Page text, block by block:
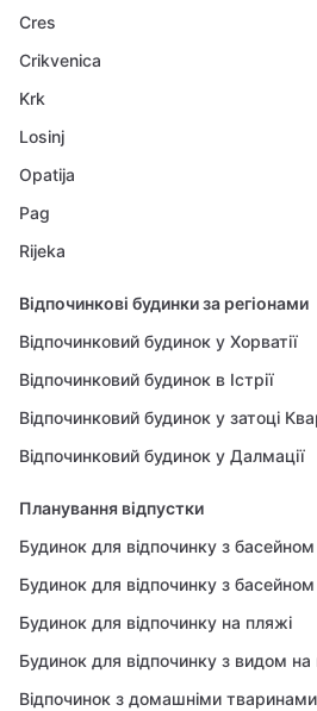
Cres
Crikvenica
Krk
Losinj
Opatija
Pag
Rijeka
Відпочинкові будинки за регіонами
Відпочинковий будинок у Хорватії
Відпочинковий будинок в Істрії
Відпочинковий будинок у затоці
Відпочинковий будинок у Далмації
Планування відпустки
Будинок для відпочинку з басейном
Будинок для відпочинку з басейном
Будинок для відпочинку на пляжі
Будинок для відпочинку з видом
Відпочинок з домашніми тваринами